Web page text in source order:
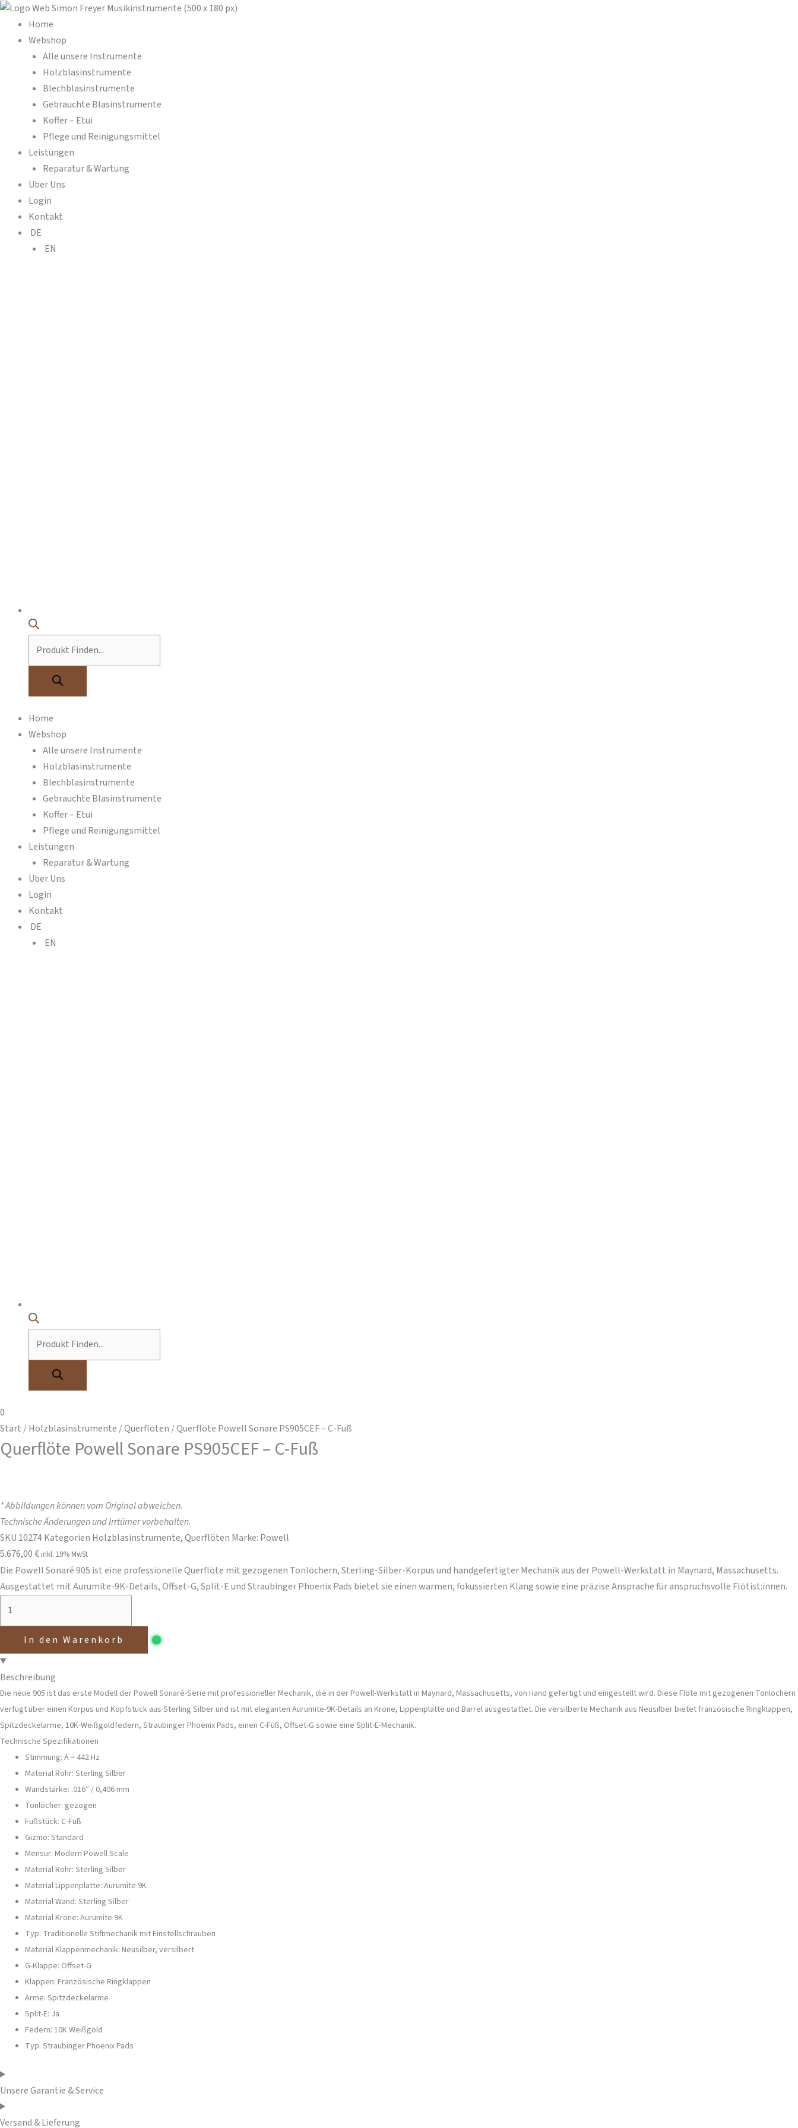
Zum
Inhalt
springen
Home
Webshop
Alle unsere Instrumente
Holzblasinstrumente
Blechblasinstrumente
Gebrauchte Blasinstrumente
Koffer – Etui
Pflege und Reinigungsmittel
Leistungen
Reparatur & Wartung
Über Uns
Login
Kontakt
DE
EN
Products
search
Home
Webshop
Alle unsere Instrumente
Holzblasinstrumente
Blechblasinstrumente
Gebrauchte Blasinstrumente
Koffer – Etui
Pflege und Reinigungsmittel
Leistungen
Reparatur & Wartung
Über Uns
Login
Kontakt
DE
EN
Products
search
0
Start /Holzblasinstrumente /Querflöten / Querflöte Powell Sonare PS905CEF – C-Fuß
Querflöte Powell Sonare PS905CEF – C-Fuß
* Abbildungen können vom Original abweichen.
Technische Änderungen und Irrtümer vorbehalten.
SKU 10274Kategorien Holzblasinstrumente,Querflöten Marke: Powell
5.676,00 € inkl. 19% MwSt
Die Powell Sonaré 905 ist eine professionelle Querflöte mit gezogenen Tonlöchern, Sterling-Silber-Korpus und handgefertigter Mechanik aus der Powell-Werkstatt in Maynard, Massachusetts.
Ausgestattet mit Aurumite-9K-Details, Offset-G, Split-E und Straubinger Phoenix Pads bietet sie einen warmen, fokussierten Klang sowie eine präzise Ansprache für anspruchsvolle Flötist:innen.
Querflöte
Powell
Sonare
PS905CEF
In den Warenkorb
Beschreibung
Die neue 905 ist das erste Modell der Powell Sonaré-Serie mit professioneller Mechanik, die in der Powell-Werkstatt in Maynard, Massachusetts, von Hand gefertigt und eingestellt wird. Diese Flöte mit gezogenen Tonlöchern
verfügt über einen Korpus und Kopfstück aus Sterling Silber und ist mit eleganten Aurumite-9K-Details an Krone, Lippenplatte und Barrel ausgestattet. Die versilberte Mechanik aus Neusilber bietet französische Ringklappen,
Spitzdeckelarme, 10K-Weißgoldfedern, Straubinger Phoenix Pads, einen C-Fuß, Offset-G sowie eine Split-E-Mechanik.
Technische Spezifikationen
Stimmung: A = 442 Hz
Material Rohr: Sterling Silber
Wandstärke: .016″ / 0,406 mm
Tonlöcher: gezogen
Fußstück: C-Fuß
Gizmo: Standard
Mensur: Modern Powell Scale
Material Rohr: Sterling Silber
Material Lippenplatte: Aurumite 9K
Material Wand: Sterling Silber
Material Krone: Aurumite 9K
Typ: Traditionelle Stiftmechanik mit Einstellschrauben
Material Klappenmechanik: Neusilber, versilbert
G-Klappe: Offset-G
Klappen: Französische Ringklappen
Arme: Spitzdeckelarme
Split-E: Ja
Federn: 10K Weißgold
Typ: Straubinger Phoenix Pads
Unsere Garantie & Service
Versand & Lieferung